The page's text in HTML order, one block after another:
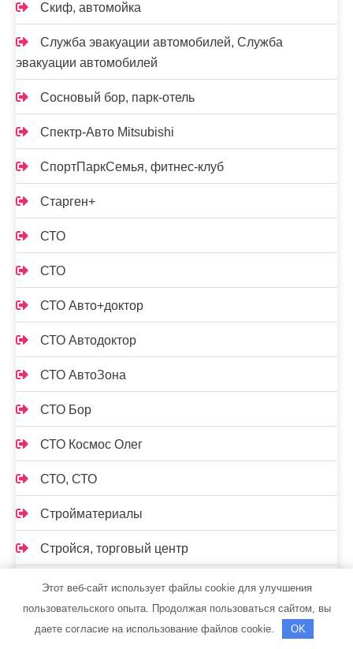
Скиф, автомойка
Служба эвакуации автомобилей, Служба
эвакуации автомобилей
Сосновый бор, парк-отель
Спектр-Авто Mitsubishi
СпортПаркСемья, фитнес-клуб
Старген+
СТО
СТО
СТО Авто+доктор
СТО Автодоктор
СТО АвтоЗона
СТО Бор
СТО Космос Олег
СТО, СТО
Стройматериалы
Стройся, торговый центр
Стройтема, магазин отделочных материалов
Стройтема, магазин отделочных материалов
Этот веб-сайт использует файлы cookie для улучшения
пользовательского опыта. Продолжая пользоваться сайтом, вы
даете согласие на использование файлов cookie.
OK